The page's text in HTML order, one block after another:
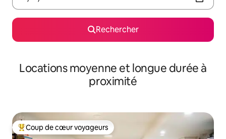
Rechercher
Locations moyenne et longue durée à
proximité
Coups de cœur voyageurs les plus appréciés
Coup de cœur voyageurs